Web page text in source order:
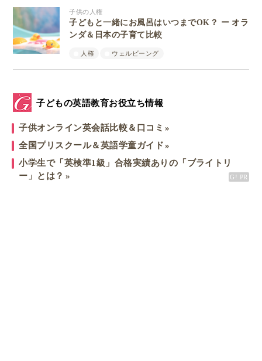
子供の人権
子どもと一緒にお風呂はいつまでOK？ ー オラ
ンダ＆日本の子育て比較
人権 ウェルビーング
子どもの英語教育お役立ち情報
子供オンライン英会話比較＆口コミ
全国プリスクール＆英語学童ガイド
小学生で「英検準1級」合格実績ありの「ブライトリ
ー」とは？